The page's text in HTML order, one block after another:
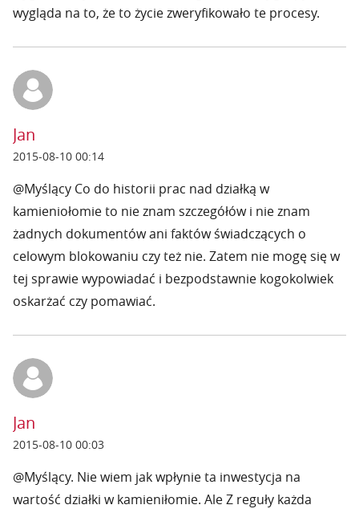
wygląda na to, że to życie zweryfikowało te procesy.
Jan
2015-08-10 00:14
@Myślący Co do historii prac nad działką w
kamieniołomie to nie znam szczegółów i nie znam
żadnych dokumentów ani faktów świadczących o
celowym blokowaniu czy też nie. Zatem nie mogę się w
tej sprawie wypowiadać i bezpodstawnie kogokolwiek
oskarżać czy pomawiać.
Jan
2015-08-10 00:03
@Myślący. Nie wiem jak wpłynie ta inwestycja na
wartość działki w kamieniłomie. Ale Z reguły każda